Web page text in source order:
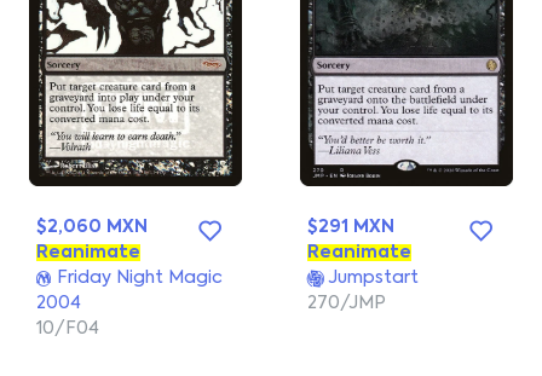
$2,060 MXN
Reanimate
Friday Night Magic
2004
10/F04
$291 MXN
Reanimate
Jumpstart
270/JMP